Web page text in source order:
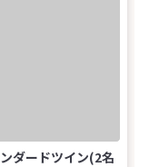
ダードツイン(2名